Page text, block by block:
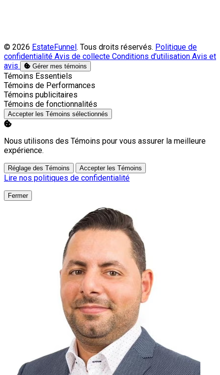
© 2026 EstateFunnel. Tous droits réservés. Politique de
confidentialité Avis de collecte Conditions d’utilisation Avis et
avis
Gérer mes témoins
Activer
Témoins Essentiels
Activer
Témoins de Performances
Activer
Témoins publicitaires
Activer
Témoins de fonctionnalités
Accepter les Témoins sélectionnés
Nous utilisons des Témoins pour vous assurer la meilleure
expérience.
Réglage des Témoins Accepter les Témoins
Lire nos politiques de confidentialité
Fermer